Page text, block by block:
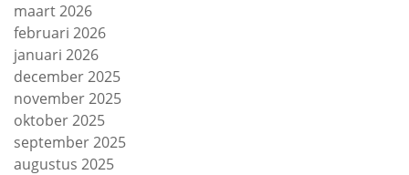
maart 2026
februari 2026
januari 2026
december 2025
november 2025
oktober 2025
september 2025
augustus 2025